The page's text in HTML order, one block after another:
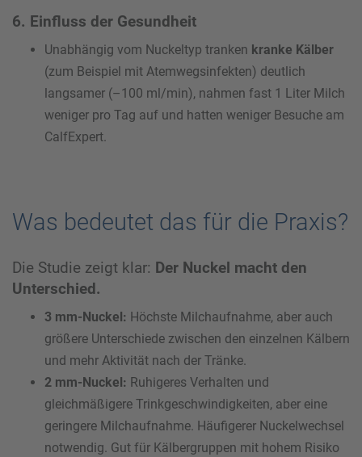
6. Einfluss der Gesundheit
Unabhängig vom Nuckeltyp tranken kranke Kälber
(zum Beispiel mit Atemwegsinfekten) deutlich
langsamer (–100 ml/min), nahmen fast 1 Liter Milch
weniger pro Tag auf und hatten weniger Besuche am
CalfExpert.
Was bedeutet das für die Praxis?
Die Studie zeigt klar: Der Nuckel macht den
Unterschied.
3 mm-Nuckel: Höchste Milchaufnahme, aber auch
größere Unterschiede zwischen den einzelnen Kälbern
und mehr Aktivität nach der Tränke.
2 mm-Nuckel: Ruhigeres Verhalten und
gleichmäßigere Trinkgeschwindigkeiten, aber eine
geringere Milchaufnahme. Häufigerer Nuckelwechsel
notwendig. Gut für Kälbergruppen mit hohem Risiko